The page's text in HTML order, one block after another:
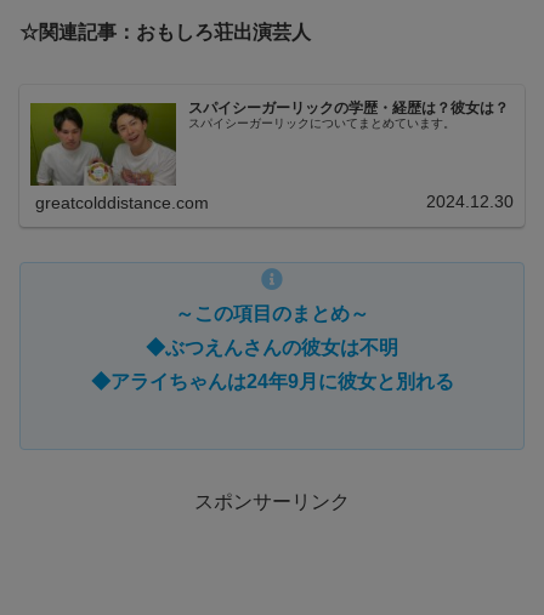
☆関連記事：おもしろ荘出演芸人
スパイシーガーリックの学歴・経歴は？彼女は？
スパイシーガーリックについてまとめています。
greatcolddistance.com 2024.12.30
～この項目のまとめ～
◆ぶつえんさんの彼女は不明
◆アライちゃんは24年9月に彼女と別れる
スポンサーリンク